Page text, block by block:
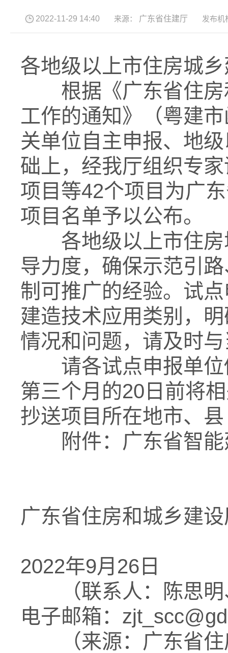
2022-11-29 14:40 来源： 广东省住建厅 发布机
各地级以上市住房城
根据《广东省住房
工作的通知》（粤建
关单位自主申报、地
础上，经我厅组织专
项目等42个项目为广
项目名单予以公布。
各地级以上市住房
导力度，确保示范引
制可推广的经验。试
建造技术应用类别，
情况和问题，请及时
请各试点申报单位
第三个月的20日前将
抄送项目所在地市、
附件：广东省智能
广东省住房和城乡建
2022年9月26日
（联系人：陈思明
电子邮箱：
（来源：广东省住